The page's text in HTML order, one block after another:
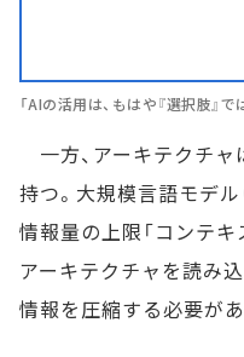
「AIの活用は、もはや『選択肢』
一方、アーキテクチャ
持つ。大規模言語モデル
情報量の上限「コンテキ
アーキテクチャを読み
情報を圧縮する必要があ